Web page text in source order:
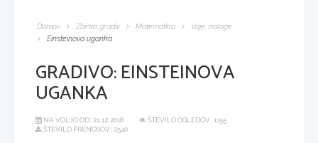
Domov Zbirka gradiv Matematika
Vaje, naloge
Einsteinova uganka
GRADIVO:EINSTEINOVA
UGANKA
NA VOLJO OD: 21.12.2018
ŠTEVILO OGLEDOV: 1155
ŠTEVILO PRENOSOV: 2540